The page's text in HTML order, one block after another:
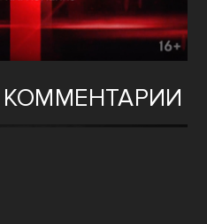
КОММЕНТАРИИ